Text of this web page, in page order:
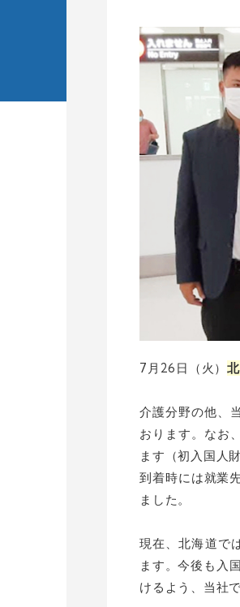
7月26日（火）
介護分野の他、
おります。なお
ます （初入国人
到着時には就業
ました。
現在、北海道で
ます。今後も入
けるよう、当社